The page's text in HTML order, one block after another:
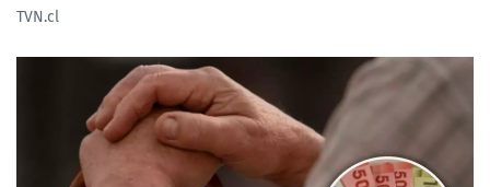
PROGRAMAS
TELESERIES
ACTUALIDAD Y TENDENCIAS
TVN.cl